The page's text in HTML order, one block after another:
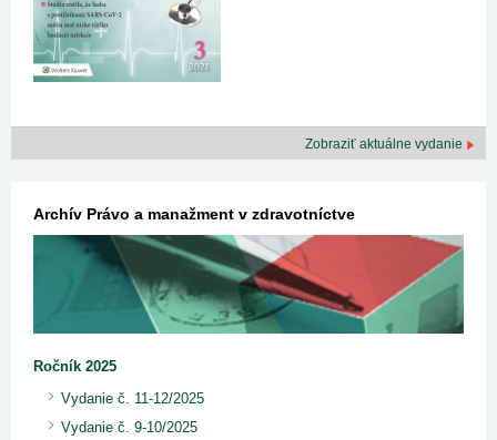
Zobraziť aktuálne vydanie
Archív Právo a manažment v zdravotníctve
Ročník 2025
Vydanie č. 11-12/2025
Vydanie č. 9-10/2025